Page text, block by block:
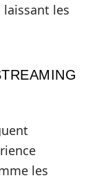
laissant les
les